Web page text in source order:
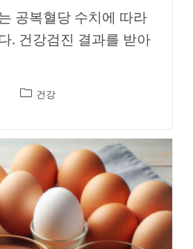
공복혈당 수치에 따라
. 건강검진 결과를 받아
Post건강